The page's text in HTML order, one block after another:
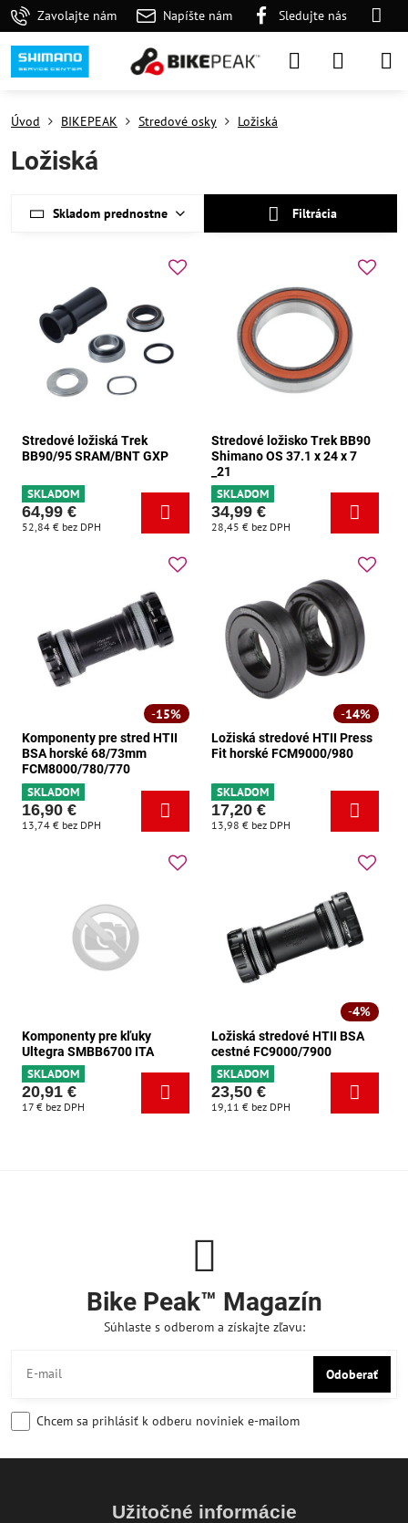
Zavolajte nám Napíšte nám Sledujte nás
Úvod BIKEPEAK Stredové osky Ložiská
Ložiská
Skladom prednostne Filtrácia
Stredové ložiská Trek
BB90/95 SRAM/BNT GXP
SKLADOM
64,99 €
52,84 € bez DPH
Stredové ložisko Trek BB90
Shimano OS 37.1 x 24 x 7
_21
SKLADOM
34,99 €
28,45 € bez DPH
15%
Komponenty pre stred HTII
BSA horské 68/73mm
FCM8000/780/770
SKLADOM
16,90 €
13,74 € bez DPH
14%
Ložiská stredové HTII Press
Fit horské FCM9000/980
SKLADOM
17,20 €
13,98 € bez DPH
Komponenty pre kľuky
Ultegra SMBB6700 ITA
SKLADOM
20,91 €
17 € bez DPH
4%
Ložiská stredové HTII BSA
cestné FC9000/7900
SKLADOM
23,50 €
19,11 € bez DPH
Bike Peak™ Magazín
Súhlaste s odberom a získajte zľavu:
Odoberať
Chcem sa prihlásiť k odberu noviniek e-mailom
Užitočné informácie